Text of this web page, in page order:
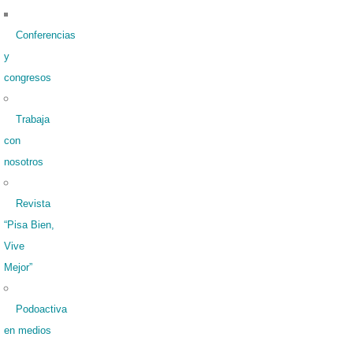
Conferencias
y
congresos
Trabaja
con
nosotros
Revista
“Pisa Bien,
Vive
Mejor”
Podoactiva
en medios